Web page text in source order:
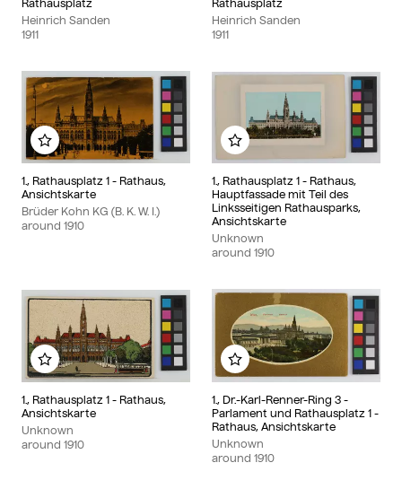
Rathausplatz
Heinrich Sanden
1911
Rathausplatz
Heinrich Sanden
1911
1., Rathausplatz 1 - Rathaus,
Ansichtskarte
Brüder Kohn KG (B. K. W. I.)
around 1910
Add to my album
1., Rathausplatz 1 - Rathaus,
Hauptfassade mit Teil des
Linksseitigen Rathausparks,
Ansichtskarte
Unknown
around 1910
Add to my album
1., Rathausplatz 1 - Rathaus,
Ansichtskarte
Unknown
around 1910
Add to my album
1., Dr.-Karl-Renner-Ring 3 -
Parlament und Rathausplatz 1 -
Rathaus, Ansichtskarte
Unknown
around 1910
Add to my album